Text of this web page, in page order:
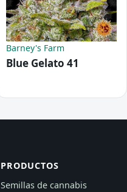
Barney's Farm
Blue Gelato 41
PRODUCTOS
Semillas de cannabis